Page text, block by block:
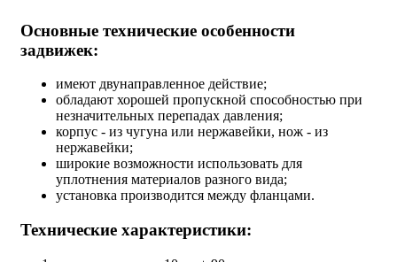
Основные технические особенности
задвижек:
имеют двунаправленное действие;
обладают хорошей пропускной способностью при
незначительных перепадах давления;
корпус - из чугуна или нержавейки, нож - из
нержавейки;
широкие возможности использовать для
уплотнения материалов разного вида;
установка производится между фланцами.
Технические характеристики: